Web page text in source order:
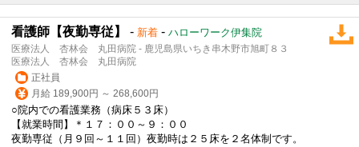
看護師【夜勤専従】 - 新着 - ハローワーク伊集院
医療法人 杏林会 丸田病院 - 鹿児島県いちき串木野市旭町８３
医療法人 杏林会 丸田病院
正社員
月給 189,900円 ～ 268,600円
○院内での看護業務（病床５３床）
【就業時間】＊１７：００～９：００
夜勤専従（月９回～１１回）夜勤時は２５床を２名体制です。